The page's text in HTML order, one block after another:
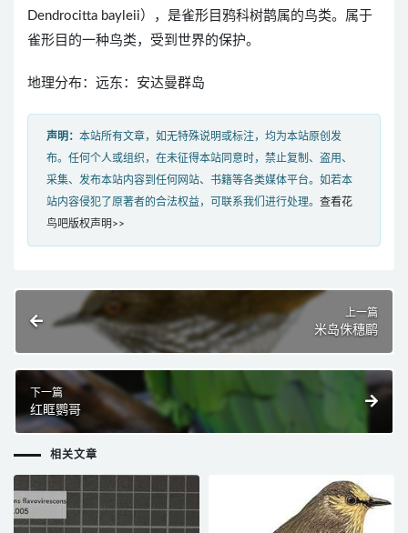
Dendrocitta bayleii），是雀形目鸦科树鹊属的鸟类。属于
雀形目的一种鸟类，受到世界的保护。
地理分布：远东：安达曼群岛
声明： 本站所有文章，如无特殊说明或标注，均为本站原创发
布。任何个人或组织，在未征得本站同意时，禁止复制、盗用、
采集、发布本站内容到任何网站、书籍等各类媒体平台。如若本
站内容侵犯了原著者的合法权益，可联系我们进行处理。 查看花
鸟吧版权声明>>
上一篇
米岛侏穗鹛
下一篇
红眶鹦哥
相关文章